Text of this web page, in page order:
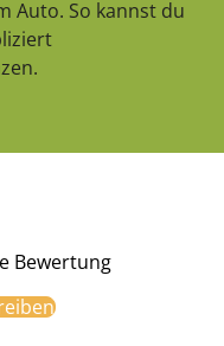
Auto. So kannst du
Bewertung